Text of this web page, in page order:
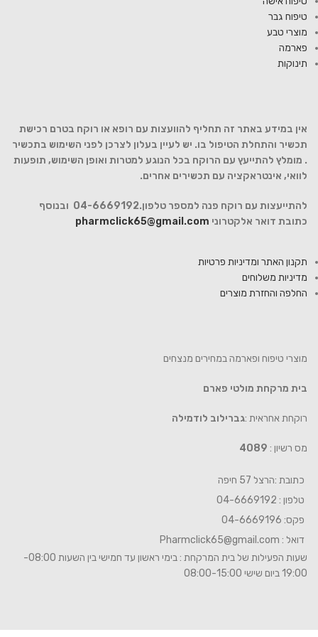
טיפוח גבר
מוצרי טבע
פארמה
תינוקות
אין במידע באתר זה תחליף להוועצות עם רופא או רוקח בטרם רכישת
תכשיר והתחלת הטיפול בו. יש לעיין בעלון לצרכן לפני השימוש בתכשיר
. מומלץ להתייעץ עם הרוקח בכל הנוגע למטרות ואופן השימוש, תופעות
לוואי, אינטראקציה עם תכשירים אחרים.
להתייעצות עם רוקח פנה למספר טלפון.04-6669192 ובנוסף
כתובת דואר אלקטרוני pharmclick65@gmail.com
תקנון האתר ומדיניות פרטיות
מדיניות משלוחים
החלפה והחזרת מוצרים
מוצרי טיפוח ופארמה במחירים מנצחים
בית מרקחת מולטי פארם
רוקחת אחראית :גברילוב לודמילה
מס רשיון : 4089
כתובת :הרצל 57 חיפה
טלפון : 04-6669192
פקס: 04-6669196
דואל : Pharmclick65@gmail.com
שעות הפעילות של בית המרקחת : בימי ראשון עד חמישי בין השעות 08:00-
19:00 ביום שישי 08:00-15:00